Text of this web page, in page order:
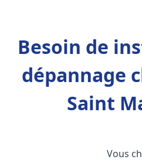
Besoin de
dépannage
Saint
Vous